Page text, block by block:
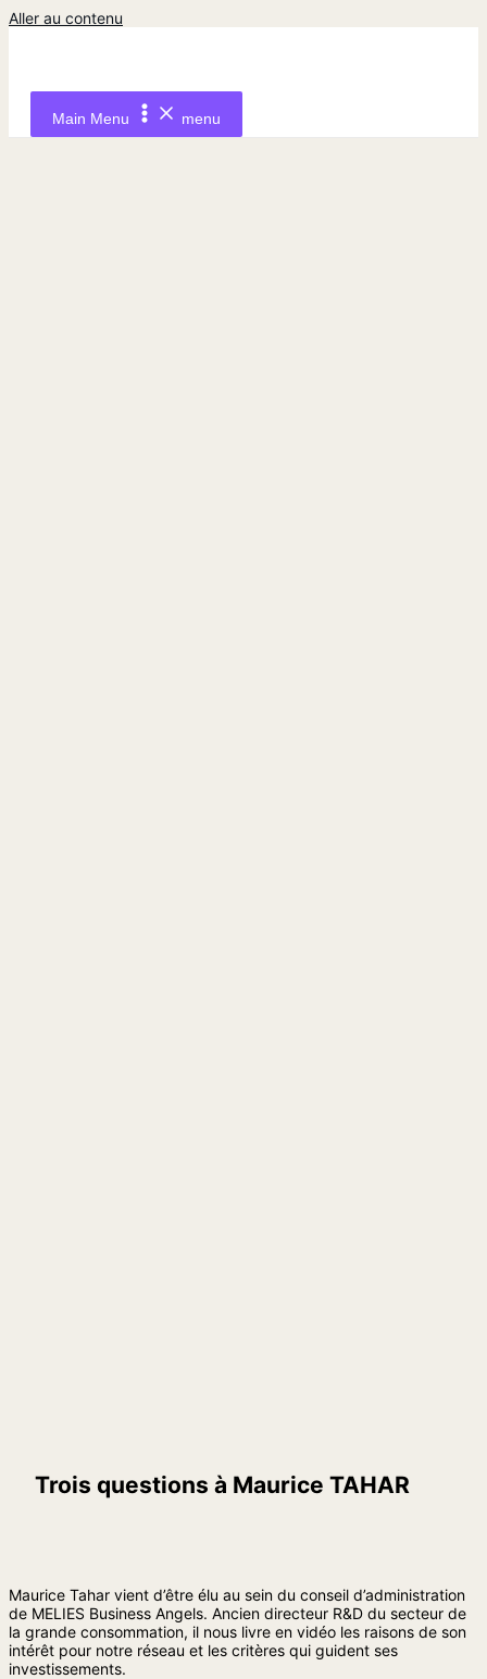
Aller au contenu
Main Menu menu
Trois questions à Maurice TAHAR
Maurice Tahar vient d’être élu au sein du conseil d’administration
de MELIES Business Angels. Ancien directeur R&D du secteur de
la grande consommation, il nous livre en vidéo les raisons de son
intérêt pour notre réseau et les critères qui guident ses
investissements.